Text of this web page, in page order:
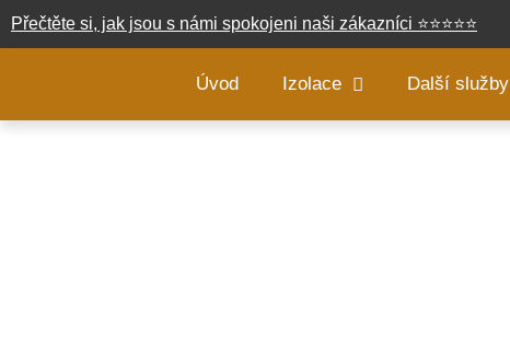
Přečtěte si, jak jsou s námi spokojeni naši zákazníci ⭐⭐⭐⭐⭐
Úvod Izolace Další služby